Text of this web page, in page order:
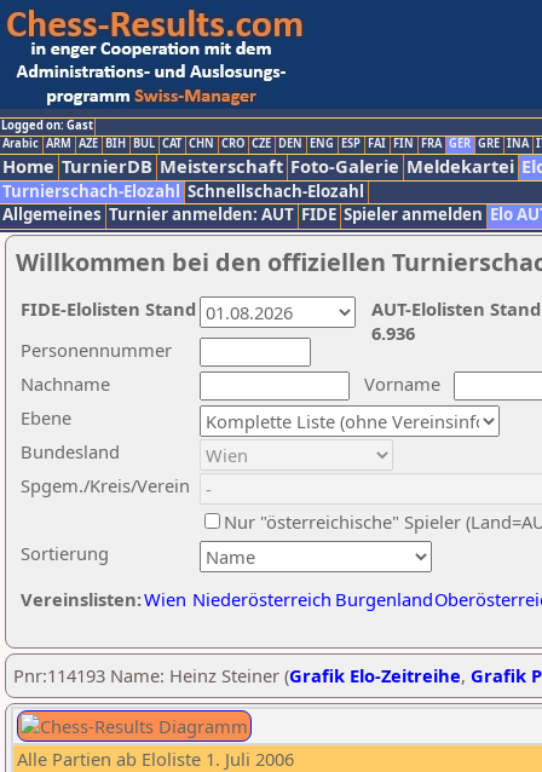
Logged on: Gast
Arabic ARM AZE BIH BUL CAT CHN CRO CZE DEN ENG ESP FAI FIN FRA GER GRE INA
Home TurnierDB Meisterschaft Foto-Galerie Meldekartei
Turnierschach-Elozahl Schnellschach-Elozahl
Allgemeines Turnier anmelden: AUT FIDE Spieler anmelden Elo
Willkommen bei den offiziellen
Nachname
Vorname
Ebene
Sortierung
Personennummer
Bundesland
Spgem./Kreis/Verein
Nur "österreichische" Spieler
Vereinslisten:Wien Niederösterreich Burgenland
AUT-Elolisten
6.936
FIDE-Elolisten Stand
Pnr:114193 Name: Heinz Steiner (Grafik Elo-Zeitreihe, Grafik
Alle Partien ab Eloliste 1. Juli 2006